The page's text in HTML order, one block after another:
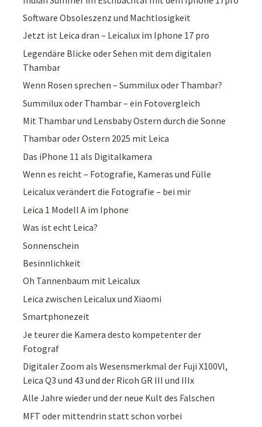
Software Obsoleszenz und Machtlosigkeit
Jetzt ist Leica dran – Leicalux im Iphone 17 pro
Legendäre Blicke oder Sehen mit dem digitalen
Thambar
Wenn Rosen sprechen – Summilux oder Thambar?
Summilux oder Thambar – ein Fotovergleich
Mit Thambar und Lensbaby Ostern durch die Sonne
Thambar oder Ostern 2025 mit Leica
Das iPhone 11 als Digitalkamera
Wenn es reicht – Fotografie, Kameras und Fülle
Leicalux verändert die Fotografie – bei mir
Leica 1 Modell A im Iphone
Was ist echt Leica?
Sonnenschein
Besinnlichkeit
Oh Tannenbaum mit Leicalux
Leica zwischen Leicalux und Xiaomi
Smartphonezeit
Je teurer die Kamera desto kompetenter der
Fotograf
Digitaler Zoom als Wesensmerkmal der Fuji X100VI,
Leica Q3 und 43 und der Ricoh GR III und IIIx
Alle Jahre wieder und der neue Kult des Falschen
MFT oder mittendrin statt schon vorbei